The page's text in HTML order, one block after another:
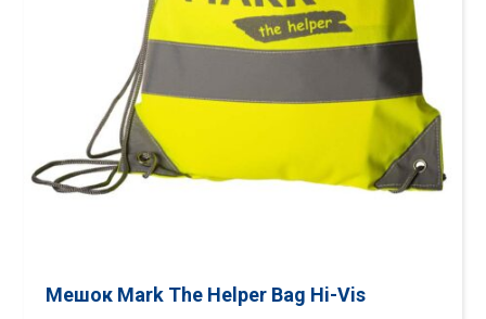
Мешок Mark The Helper Bag Hi-Vis